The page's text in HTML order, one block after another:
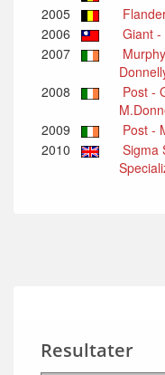
2005
2006
Giant -
2007
2008
Post -
2009
Post -
2010
Sigma
Resultater